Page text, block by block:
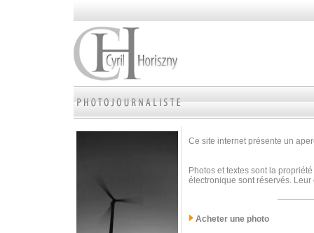
Ce site internet présente un
Photos et textes sont la
électronique sont réservés.
Acheter une photo